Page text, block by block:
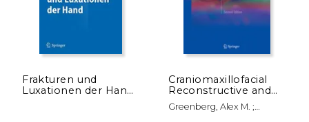
15% 15%
Frakturen und
Luxationen der Hand
Craniomaxillofacial
Reconstructive and
Corrective Bone
Surgery (en Inglés)
Greenberg, Alex M. ;